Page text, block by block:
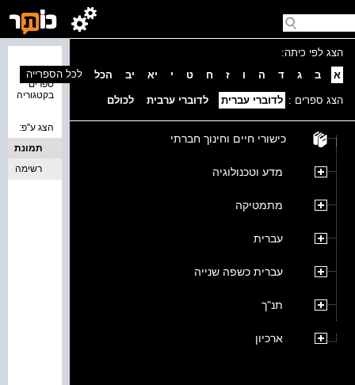
הצג לפי כיתה:
א
ב ג ד ה ו ז ח ט י יא יב הכל
הצג ספרים : לדוברי עברית לדוברי ערבית לכולם
כישורי חיים וחינוך חברתי
מדע וטכנולוגיה
מתמטיקה
עברית
עברית כשפה שנייה
תנ"ך
ארכיון
ספרים
בקטגוריה
לכל הספרייה
הצג ע''פ:
תמונת
כריכה
רשימה